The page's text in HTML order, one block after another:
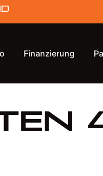
Finanzierung